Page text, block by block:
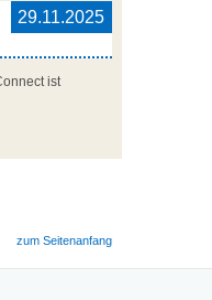
29.11.2025
ist
zum Seitenanfang